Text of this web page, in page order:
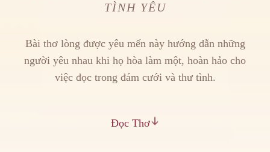
TÌNH YÊU
Bài thơ lòng được yêu mến này hướng dẫn những
người yêu nhau khi họ hòa làm một, hoàn hảo cho
việc đọc trong đám cưới và thư tình.
Đọc Thơ